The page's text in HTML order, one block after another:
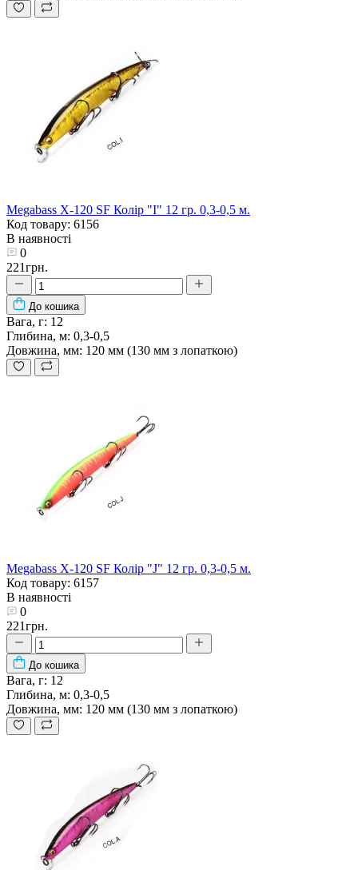
Megabass X-120 SF Колір "I" 12 гр. 0,3-0,5 м.
Код товару: 6156
В наявності
0
221грн.
До кошика
Вага, г: 12
Глибина, м: 0,3-0,5
Довжина, мм: 120 мм (130 мм з лопаткою)
Megabass X-120 SF Колір "J" 12 гр. 0,3-0,5 м.
Код товару: 6157
В наявності
0
221грн.
До кошика
Вага, г: 12
Глибина, м: 0,3-0,5
Довжина, мм: 120 мм (130 мм з лопаткою)